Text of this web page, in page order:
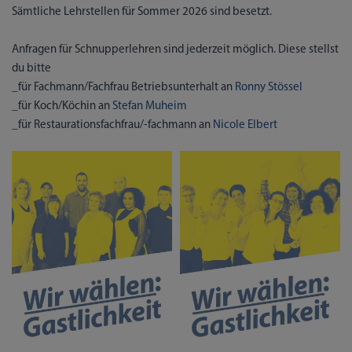
Sämtliche Lehrstellen für Sommer 2026 sind besetzt.
Anfragen für Schnupperlehren sind jederzeit möglich. Diese stellst
du bitte
_für Fachmann/Fachfrau Betriebsunterhalt an Ronny Stössel
_für Koch/Köchin an Stefan Muheim
_für Restaurationsfachfrau/-fachmann an Nicole Elbert